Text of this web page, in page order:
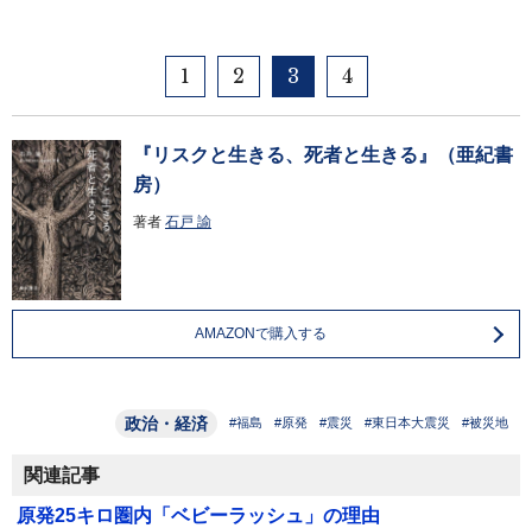
1 2 3 4
『リスクと生きる、死者と生きる』（亜紀書
房）
著者 石戸 諭
AMAZONで購入する
政治・経済 #福島 #原発 #震災 #東日本大震災 #被災地
関連記事
原発25キロ圏内「ベビーラッシュ」の理由